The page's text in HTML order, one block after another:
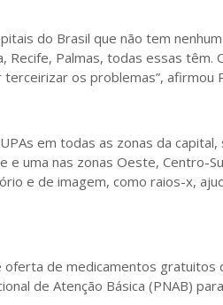
do Brasil que não tem
Recife, Palmas, todas essas têm.
os problemas”, afirmou
em todas as zonas da
e uma nas zonas Oeste, Centro-
e de imagem, como raios-x,
de medicamentos gratuitos
de Atenção Básica (PNAB)